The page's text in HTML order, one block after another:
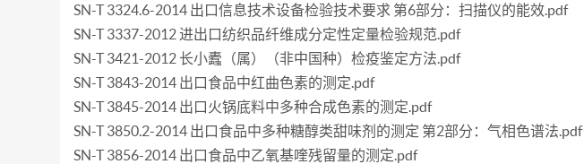
SN-T 3324.6-2014 出口信息技术设备检验技术要求 第6部分：扫描仪的能效.pdf
SN-T 3337-2012 进出口纺织品纤维成分定性定量检验规范.pdf
SN-T 3421-2012 长小蠹（属）（非中国种）检疫鉴定方法.pdf
SN-T 3843-2014 出口食品中红曲色素的测定.pdf
SN-T 3845-2014 出口火锅底料中多种合成色素的测定.pdf
SN-T 3850.2-2014 出口食品中多种糖醇类甜味剂的测定 第2部分：气相色谱法.pdf
SN-T 3856-2014 出口食品中乙氧基喹残留量的测定.pdf